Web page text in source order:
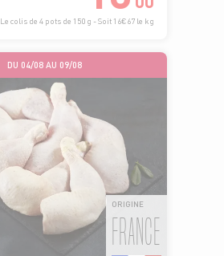
Le colis de 4 pots de 150 g - Soit 16€67 le kg
DU 04/08 AU 09/08
ORIGINE
FRANCE